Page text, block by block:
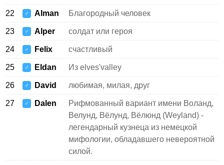
22 ♂ Alman Благородный человек
23 ♂ Alper солдат или героя
24 ♂ Felix счастливый
25 ♂ Eldan Из elves'valley
26 ♂ David любимая, милая, друг
27 ♂ Dalen
Рифмованный вариант имени Воланд,
Велунд, Вёлунд, Вёлюнд (Weyland) -
легендарный кузнеца из немецкой
мифологии, обладавшего невероятной
силой.